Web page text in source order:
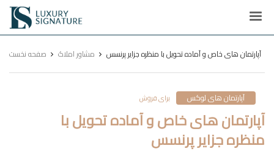
Luxury
Signature
صفحه نخست مشاور املاک آپارتمان های خاص و آماده تحویل با منظره جزایر پرنسس
آپارتمان های لوکس برای فروش
آپارتمان های خاص و آماده تحویل با
منظره جزایر پرنسس